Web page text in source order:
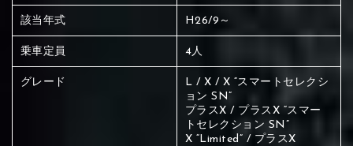
該当年式 H26/9～
乗車定員 4人
グレード
L / X / X “スマートセレクシ
ョン SN”
プラスX / プラスX “スマー
トセレクション SN”
X “Limited” / プラスX